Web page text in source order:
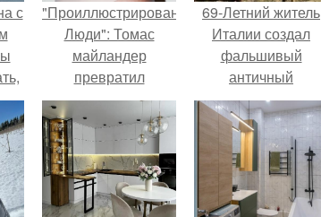
с
та
"Проиллюстрированные
Люди": Томас
майландер
превратил
солнечные ожоги в
арт - объект.
69-Летний житель
Италии создал
фальшивый
античный
амфитеатр и
долгое время
успешно выдавал
его за настоящее
историческое
наследие.